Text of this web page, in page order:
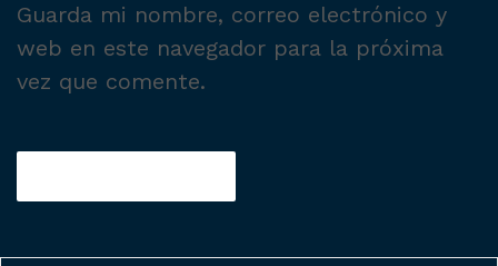
Guarda mi nombre, correo electrónico y
web en este navegador para la próxima
vez que comente.